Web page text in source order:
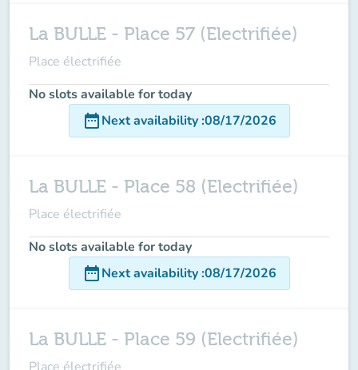
La BULLE - Place 57 (Electrifiée)
Place électrifiée
No slots available for today
date_rangeNext availability:08/17/2026
La BULLE - Place 58 (Electrifiée)
Place électrifiée
No slots available for today
date_rangeNext availability:08/17/2026
La BULLE - Place 59 (Electrifiée)